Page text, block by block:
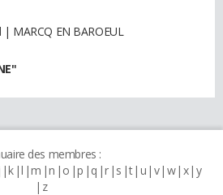
MARCQ EN BAROEUL
des membres :
k l m n o p q r s t u v w x y
z